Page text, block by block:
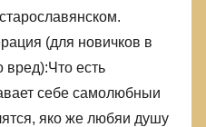
(для новичков в
есть
себе самолюбныи
яко же любяи душу